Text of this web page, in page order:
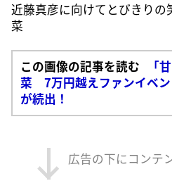
近藤真彦に向けてとびきりの
菜
この画像の記事を読む
「
菜 7万円越えファンイベン
が続出！
広告の下にコンテ